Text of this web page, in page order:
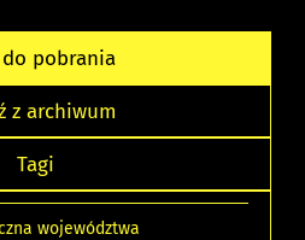
pobrania
z archiwum
Tagi
województwa